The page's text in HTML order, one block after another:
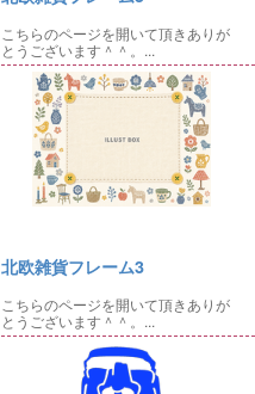
こちらのページを開いて頂きありが
とうございます＾＾。...
北欧雑貨フレーム3
こちらのページを開いて頂きありが
とうございます＾＾。...